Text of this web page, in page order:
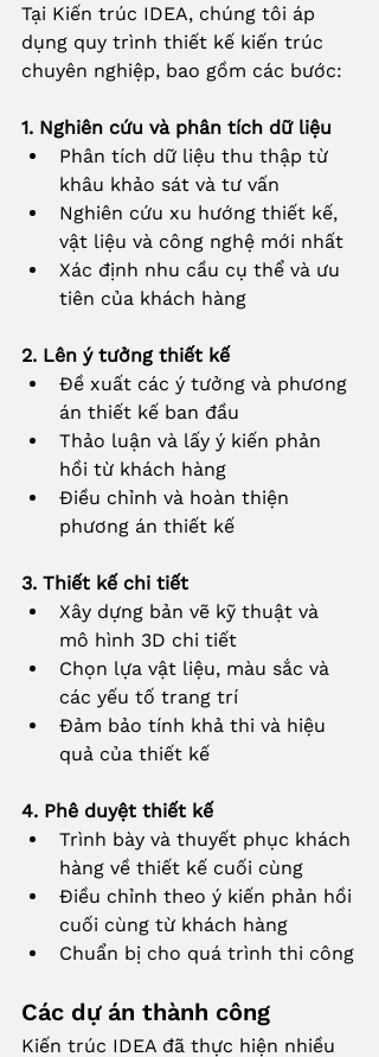
Tại Kiến trúc IDEA, chúng tôi áp
dụng quy trình thiết kế kiến trúc
chuyên nghiệp, bao gồm các bước:
1. Nghiên cứu và phân tích dữ liệu
Phân tích dữ liệu thu thập từ
khâu khảo sát và tư vấn
Nghiên cứu xu hướng thiết kế,
vật liệu và công nghệ mới nhất
Xác định nhu cầu cụ thể và ưu
tiên của khách hàng
2. Lên ý tưởng thiết kế
Đề xuất các ý tưởng và phương
án thiết kế ban đầu
Thảo luận và lấy ý kiến phản
hồi từ khách hàng
Điều chỉnh và hoàn thiện
phương án thiết kế
3. Thiết kế chi tiết
Xây dựng bản vẽ kỹ thuật và
mô hình 3D chi tiết
Chọn lựa vật liệu, màu sắc và
các yếu tố trang trí
Đảm bảo tính khả thi và hiệu
quả của thiết kế
4. Phê duyệt thiết kế
Trình bày và thuyết phục khách
hàng về thiết kế cuối cùng
Điều chỉnh theo ý kiến phản hồi
cuối cùng từ khách hàng
Chuẩn bị cho quá trình thi công
Các dự án thành công
Kiến trúc IDEA đã thực hiện nhiều